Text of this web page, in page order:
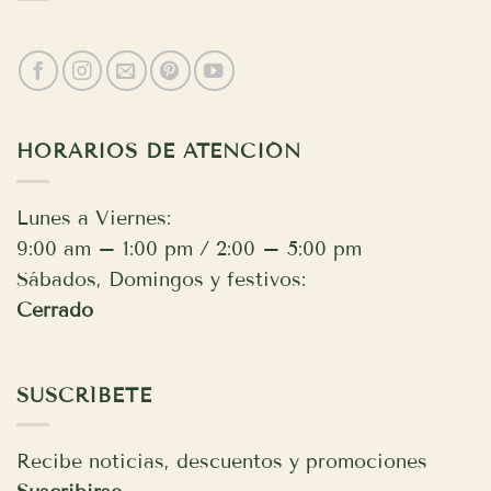
HORARIOS DE ATENCIÓN
Lunes a Viernes:
9:00 am – 1:00 pm / 2:00 – 5:00 pm
Sábados, Domingos y festivos:
Cerrado
SUSCRÍBETE
Recibe noticias, descuentos y promociones